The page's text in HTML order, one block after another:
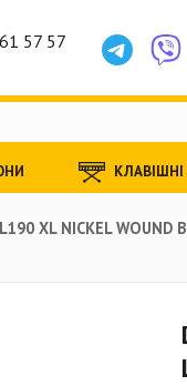
XL NICKEL WOUND
57 57
КЛАВІШНІ